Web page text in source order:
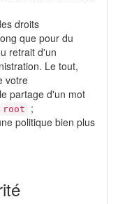
droits
que pour du
retrait d'un
Le tout,
votre
partage d'un mot
root ;
politique bien plus